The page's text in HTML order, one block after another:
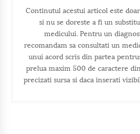
Continutul acestui articol este
si nu se doreste a fi un
medicului. Pentru un
recomandam sa consultati un
unui acord scris din partea
prelua maxim 500 de caractere
precizati sursa si daca inserati